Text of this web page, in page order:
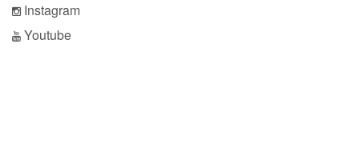
Instagram
Youtube